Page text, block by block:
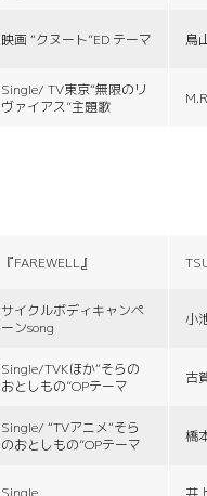
映画 “クヌート”ED テーマ 鳥
Single/ TV東京“無限のリ
ヴァイアス”主題歌
『FAREWELL』
サイクルボディキャンペ
ーンsong
小
Single/TVKほか“そらの
おとしもの”OPテーマ
古
Single/ “TVアニメ“そら
のおとしもの”OPテーマ
橋
Single 井